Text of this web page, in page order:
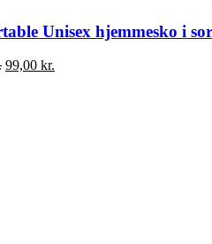
Unisex hjemmesko i
Den
99,00 kr.